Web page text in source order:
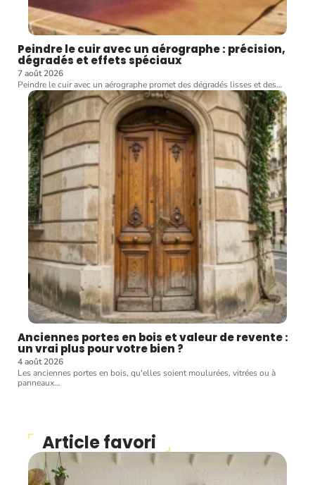
Peindre le cuir avec un aérographe : précision,
dégradés et effets spéciaux
7 août 2026
Peindre le cuir avec un aérographe promet des dégradés lisses et des…
Anciennes portes en bois et valeur de revente :
un vrai plus pour votre bien ?
4 août 2026
Les anciennes portes en bois, qu'elles soient moulurées, vitrées ou à
panneaux…
Article favori